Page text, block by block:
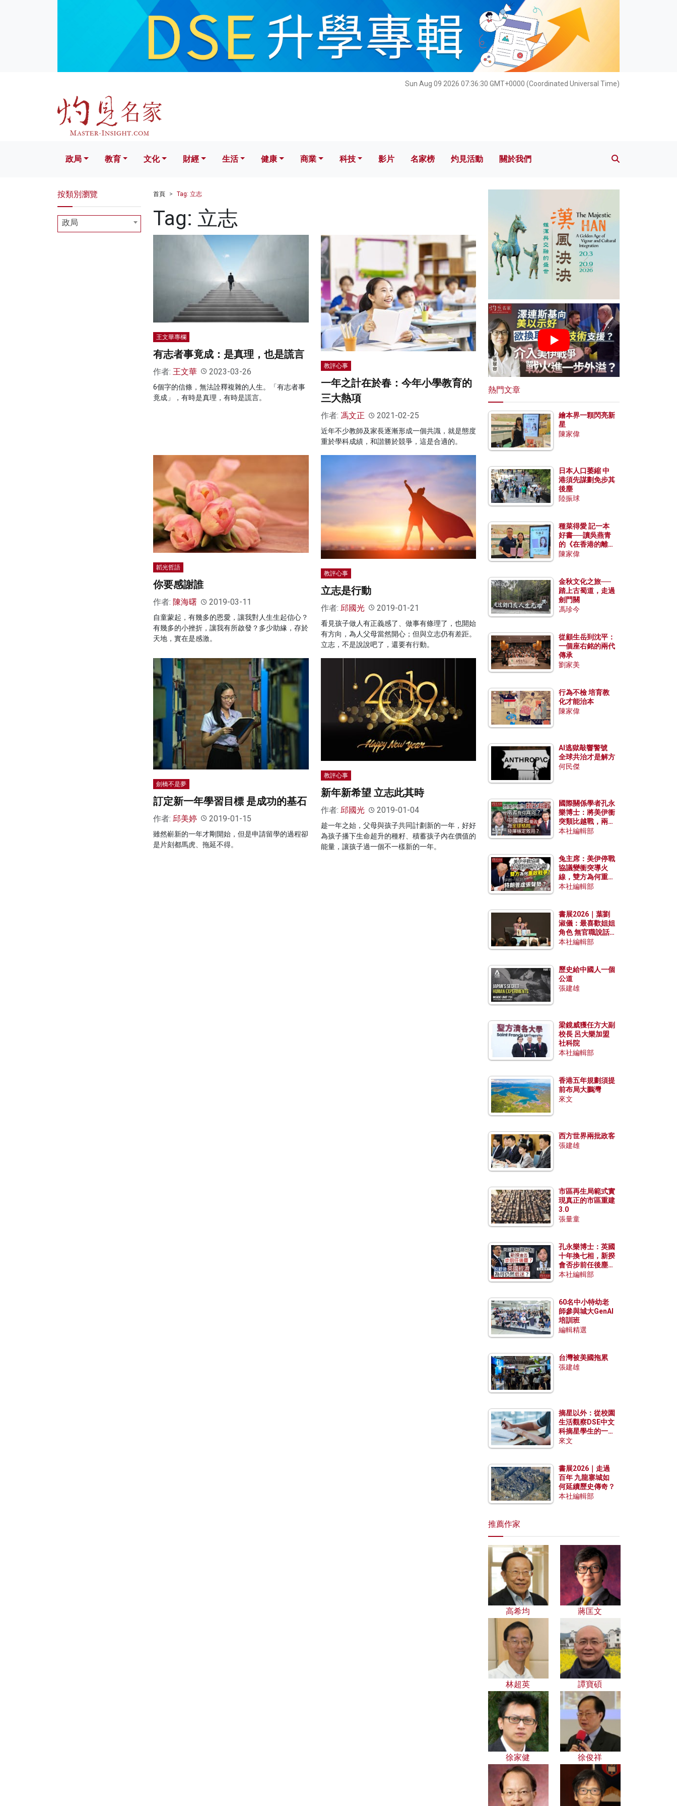
Sun Aug 09 2026 07:36:31 GMT+0000 (Coordinated Universal Time)
文化 財經 生活 健康 科技 影片 名家榜 灼見活動 關於我們
政局 教育 文化 財經 生活 健康 商業 科技 影片 名家榜 灼見活動 關於我們
首頁 Tag: 立志
Tag: 立志
王文華專欄
有志者事竟成：是真理，也是謊言
作者: 王文華 2023-03-26
6個字的信條，無法詮釋複雜的人生。「有志者事
竟成」，有時是真理，有時是謊言。
教評心事
一年之計在於春：今年小學教育的
三大熱項
作者: 馮文正 2021-02-25
近年不少教師及家長逐漸形成一個共識，就是態度
重於學科成績，和諧勝於競爭，這是合適的。
韜光哲語
你要感謝誰
作者: 陳海曙 2019-03-11
自童蒙起，有幾多的恩愛，讓我對人生生起信心？
有幾多的小挫折，讓我有所啟發？多少助緣，存於
天地，實在是感激。
教評心事
立志是行動
作者: 邱國光 2019-01-21
看見孩子做人有正義感了、做事有條理了，也開始
有方向，為人父母當然開心；但與立志仍有差距。
立志，不是說說吧了，還要有行動。
劍橋不是夢
訂定新一年學習目標 是成功的基石
作者: 邱美婷 2019-01-15
雖然嶄新的一年才剛開始，但是申請留學的過程卻
是片刻都馬虎、拖延不得。
教評心事
新年新希望 立志此其時
作者: 邱國光 2019-01-04
趁一年之始，父母與孩子共同計劃新的一年，好好
為孩子播下生命超升的種籽、積蓄孩子內在價值的
能量，讓孩子過一個不一樣新的一年。
按類別瀏覽
政局
熱門文章
繪本界一顆閃亮新
星
陳家偉
日本人口萎縮 中
港須先謀劃免步其
後塵
陸振球
種菜得愛 記一本
好書──讀吳燕青
的《在香港的離島
種菜》
陳家偉
金秋文化之旅──
踏上古蜀道，走過
劍門關
馮珍今
從顧生岳到沈平：
一個座右銘的兩代
傳承
劉家美
行為不檢 培育教
化才能治本
陳家偉
AI逃獄敲響警號
全球共治才是解方
何民傑
國際關係學者孔永
樂博士：將美伊衝
突類比越戰，兩者
有何異同？中國崛
本社編輯部
兔主席：美伊停戰
協議變衝突導火
線，雙方為何重啟
戰爭？伊朗一早洞
本社編輯部
書展2026｜葉劉
淑儀：最喜歡姐姐
角色 無官職說話
包袱少
本社編輯部
歷史給中國人一個
公道
張建雄
梁鏡威獲任方大副
校長 呂大樂加盟
社科院
本社編輯部
香港五年規劃須提
前布局大鵬灣
來文
西方世界兩批政客
張建雄
市區再生局範式實
現真正的市區重建
3.0
張量童
孔永樂博士：英國
十年換七相，新揆
會否步前任後塵？
脫歐後英國經濟為
本社編輯部
60名中小特幼老
師參與城大GenAI
培訓班
編輯精選
台灣被美國拖累
張建雄
摘星以外：從校園
生活觀察DSE中文
科摘星學生的一點
特質
來文
書展2026｜走過
百年 九龍寨城如
何延續歷史傳奇？
本社編輯部
推薦作家
高希均 蔣匡文
林超英 譚寶碩
徐家健 徐俊祥